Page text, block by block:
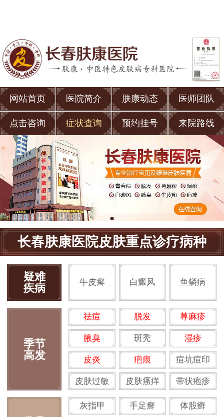
网站首页 医院简介 肤康动态 医师团队
点击咨询 症状查询 预约挂号 来院路线
长春肤康医院皮肤重点诊疗病种
疑难
疾病
牛皮癣 白癜风 鱼鳞病
季节
高发
祛痘 脱发 荨麻疹
腋臭 斑秃 湿疹
皮炎 疤痕 痘坑痘印
皮肤过敏 皮肤瘙痒 带状疱疹
灰指甲 手足癣 体股癣